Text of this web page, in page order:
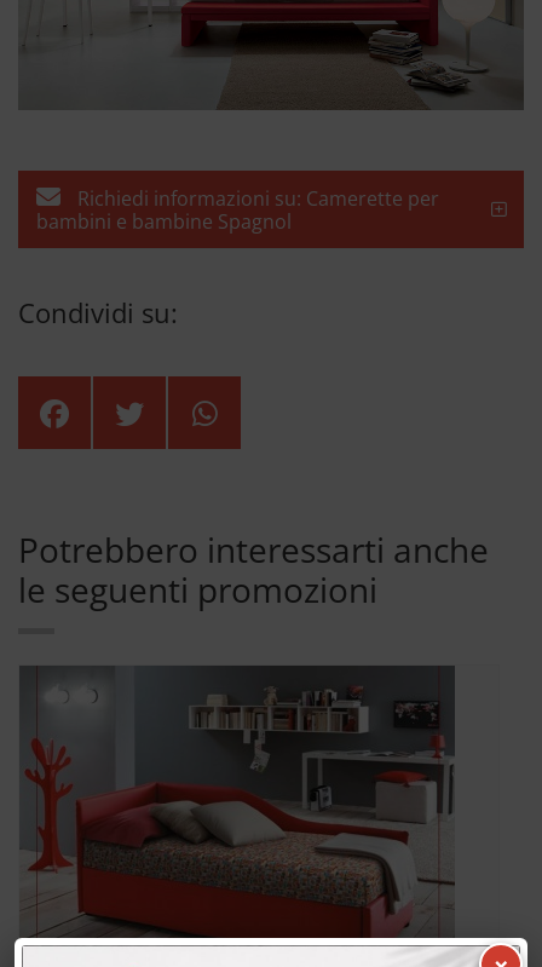
Richiedi informazioni su: Camerette per
bambini e bambine Spagnol
Condividi su:
Potrebbero interessarti anche
le seguenti promozioni